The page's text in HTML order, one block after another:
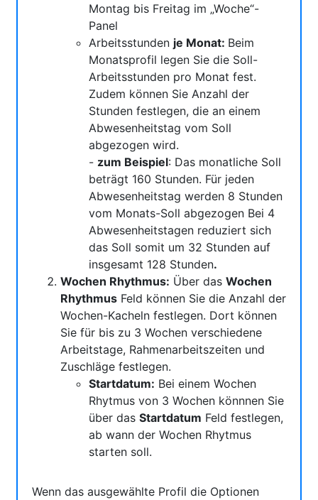
Montag bis Freitag im „Woche“-
Panel
Arbeitsstunden je Monat: Beim
Monatsprofil legen Sie die Soll-
Arbeitsstunden pro Monat fest.
Zudem können Sie Anzahl der
Stunden festlegen, die an einem
Abwesenheitstag vom Soll
abgezogen wird.
- zum Beispiel: Das monatliche Soll
beträgt 160 Stunden. Für jeden
Abwesenheitstag werden 8 Stunden
vom Monats-Soll abgezogen Bei 4
Abwesenheitstagen reduziert sich
das Soll somit um 32 Stunden auf
insgesamt 128 Stunden.
Wochen Rhythmus: Über das Wochen
Rhythmus Feld können Sie die Anzahl der
Wochen-Kacheln festlegen. Dort können
Sie für bis zu 3 Wochen verschiedene
Arbeitstage, Rahmenarbeitszeiten und
Zuschläge festlegen.
Startdatum: Bei einem Wochen
Rhytmus von 3 Wochen könnnen Sie
über das Startdatum Feld festlegen,
ab wann der Wochen Rhytmus
starten soll.
Wenn das ausgewählte Profil die Optionen